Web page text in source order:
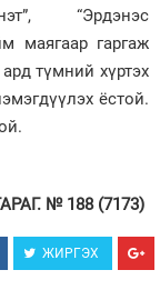
“Эрдэнэс
маягаар гаргаж
түмний хүртэх
ёстой.
№ 188 (7173)
ЖИРГЭХ